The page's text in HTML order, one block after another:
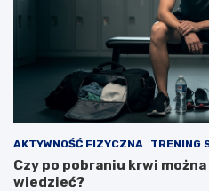
AKTYWNOŚĆ FIZYCZNA TRENING
Czy po pobraniu krwi
wiedzieć?